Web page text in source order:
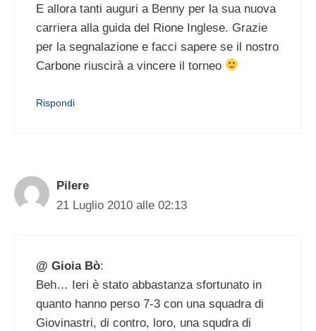
E allora tanti auguri a Benny per la sua nuova
carriera alla guida del Rione Inglese. Grazie
per la segnalazione e facci sapere se il nostro
Carbone riuscirà a vincere il torneo
Rispondi
Pilere
21 Luglio 2010 alle 02:13
@ Gioia Bò:
Beh… Ieri è stato abbastanza sfortunato in
quanto hanno perso 7-3 con una squadra di
Giovinastri, di contro, loro, una squdra di